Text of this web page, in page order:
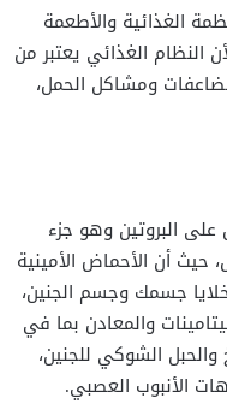
الغذائية والأطعمة
النظام الغذائي يعتبر من
ومشاكل الحمل،
البروتين وهو جزء
أن الأحماض الأمينية
خلايا جسمك وجسم الجنين،
والمعادن بما في
الشوكي للجنين،
الأنبوب العصبي.